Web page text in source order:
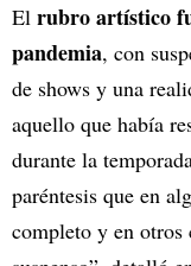
El rubro artístico
pandemia, con
de shows y una
aquello que había
durante la
paréntesis que en
completo y en otros